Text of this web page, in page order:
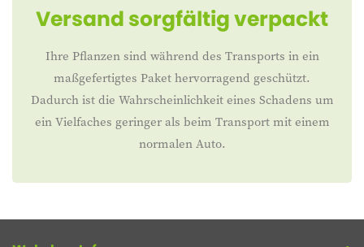
Versand sorgfältig verpackt
Ihre Pflanzen sind während des Transports in ein
maßgefertigtes Paket hervorragend geschützt.
Dadurch ist die Wahrscheinlichkeit eines Schadens um
ein Vielfaches geringer als beim Transport mit einem
normalen Auto.